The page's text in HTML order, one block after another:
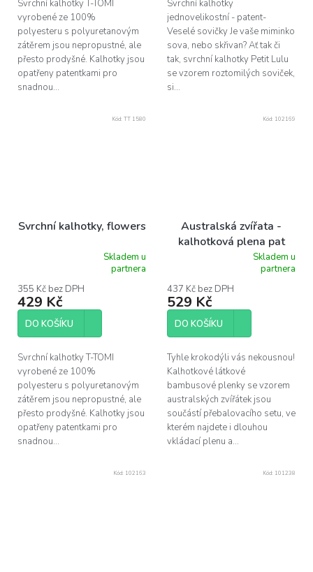
Svrchní kalhotky T-TOMI
vyrobené ze 100%
polyesteru s polyuretanovým
zátěrem jsou nepropustné, ale
přesto prodyšné. Kalhotky jsou
opatřeny patentkami pro
snadnou...
Svrchní kalhotky
jednovelikostní - patent-
Veselé sovičky Je vaše miminko
sova, nebo skřivan? Ať tak či
tak, svrchní kalhotky Petit Lulu
se vzorem roztomilých soviček,
si...
Svrchní kalhotky, flowers
produktu
je
5,0
5
Skladem u
partnera
355 Kč bez DPH
429 Kč
DO KOŠÍKU
Svrchní kalhotky T-TOMI
vyrobené ze 100%
polyesteru s polyuretanovým
zátěrem jsou nepropustné, ale
přesto prodyšné. Kalhotky jsou
opatřeny patentkami pro
snadnou...
Kód: TT 1580
Australská zvířata -
kalhotková plena pat
produktu
je
5,0
5
Skladem u
partnera
437 Kč bez DPH
529 Kč
DO KOŠÍKU
Tyhle krokodýli vás nekousnou!
Kalhotkové látkové
bambusové plenky se vzorem
australských zvířátek jsou
součástí přebalovacího setu, ve
kterém najdete i dlouhou
vkládací plenu a...
Kód: 102169
Kód: 102163 Kód: 101238